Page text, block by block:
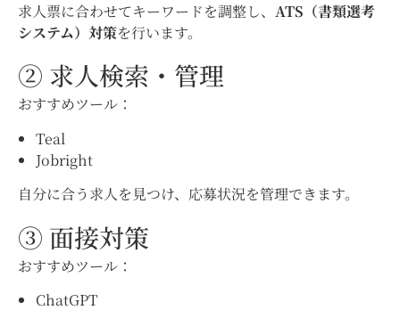
求人票に合わせてキーワードを調整し、 ATS（書類選考
システム）対策を行います。
② 求人検索・管理
おすすめツール：
Teal
Jobright
自分に合う求人を見つけ、応募状況を管理できます。
③ 面接対策
おすすめツール：
ChatGPT